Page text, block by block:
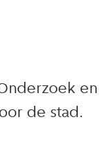
de stad.